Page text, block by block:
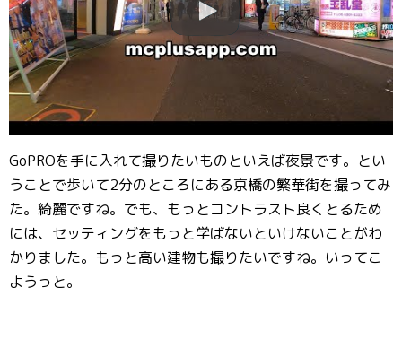
GoPROを手に入れて撮りたいものといえば夜景です。とい
うことで歩いて2分のところにある京橋の繁華街を撮ってみ
た。綺麗ですね。でも、もっとコントラスト良くとるため
には、セッティングをもっと学ばないといけないことがわ
かりました。もっと高い建物も撮りたいですね。いってこ
ようっと。